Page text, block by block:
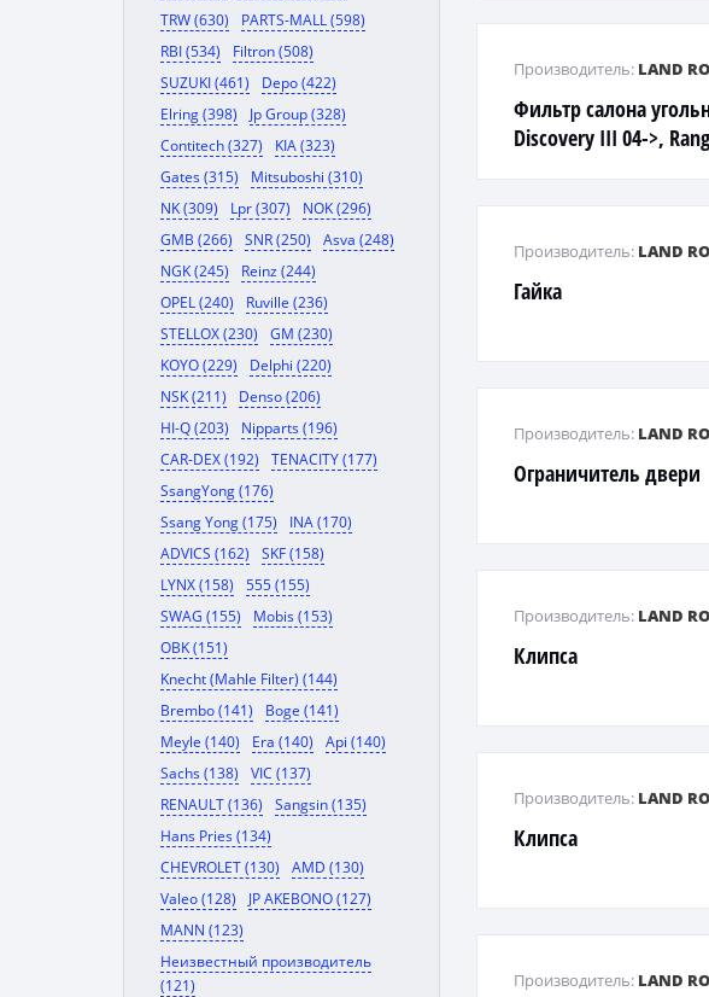
TRW (630)
PARTS-MALL (598)
RBI (534)
Filtron (508)
SUZUKI (461)
Depo (422)
Elring (398)
Jp Group (328)
Contitech (327)
KIA (323)
Gates (315)
Mitsuboshi (310)
NK (309)
Lpr (307)
NOK (296)
GMB (266)
SNR (250)
Asva (248)
NGK (245)
Reinz (244)
OPEL (240)
Ruville (236)
STELLOX (230)
GM (230)
KOYO (229)
Delphi (220)
NSK (211)
Denso (206)
HI-Q (203)
Nipparts (196)
CAR-DEX (192)
TENACITY (177)
SsangYong (176)
Ssang Yong (175)
INA (170)
ADVICS (162)
SKF (158)
LYNX (158)
555 (155)
SWAG (155)
Mobis (153)
OBK (151)
Knecht (Mahle Filter) (144)
Brembo (141)
Boge (141)
Meyle (140)
Era (140)
Api (140)
Sachs (138)
VIC (137)
RENAULT (136)
Sangsin (135)
Hans Pries (134)
CHEVROLET (130)
AMD (130)
Valeo (128)
JP AKEBONO (127)
MANN (123)
Неизвестный производитель
(121)
Фильтр салона
Discovery III 04->,
Производитель: LAND
Гайка
Производитель: LAND
Ограничитель двери
Производитель: LAND
Клипса
Производитель: LAND
Клипса
Производитель: LAND
Производитель: LAND